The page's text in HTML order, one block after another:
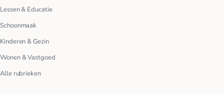
Lessen & Educatie
Schoonmaak
Kinderen & Gezin
Wonen & Vastgoed
Alle rubrieken